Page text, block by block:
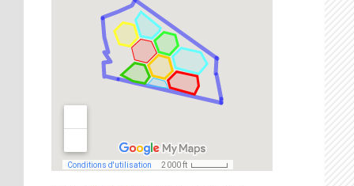
21 septembre 2015
Nouvelle médiathèque :
les usagers satisfaits
pour le lycée musulman